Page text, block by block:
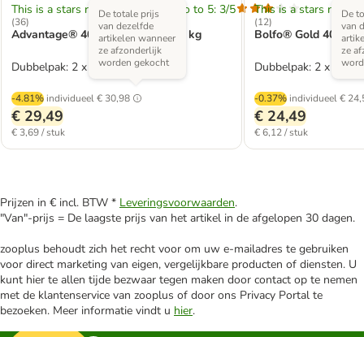
This is a stars rating area from zero to 5: 3/5
(36)
Advantage® 40 voor Katten tot 4 kg
Dubbelpak: 2 x 4 pipetten - BE
-4.81% individueel€ 30,98
De totale prijs
van dezelfde
artikelen wanneer
ze afzonderlijk
worden gekocht
€ 29,49
€ 3,69 / stuk
This is a stars rating
(12)
Bolfo® Gold 40
Dubbelpak: 2 x 2
-0.37% individueel €
De
van
ze
€ 24,49
€ 6,12 / stuk
Prijzen in € incl. BTW * Leveringsvoorwaarden.
"Van"-prijs = De laagste prijs van het artikel in de afgelopen 30 dagen.
zooplus behoudt zich het recht voor om uw e-mailadres te gebruiken
voor direct marketing van eigen, vergelijkbare producten of diensten. U
kunt hier te allen tijde bezwaar tegen maken door contact op te nemen
met de klantenservice van zooplus of door ons Privacy Portal te
bezoeken. Meer informatie vindt u hier.